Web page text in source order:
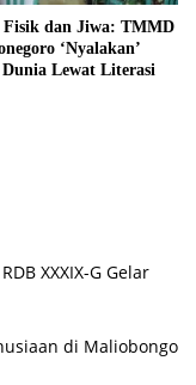
Fisik dan Jiwa: TMMD
‘Nyalakan’
Dunia Lewat Literasi
XXXIX-G Gelar
di Maliobongo